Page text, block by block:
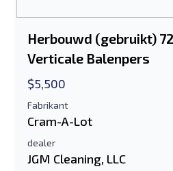
Herbouwd (gebruikt)
Verticale Balenpers
$5,500
Fabrikant
Cram-A-Lot
dealer
JGM Cleaning, LLC